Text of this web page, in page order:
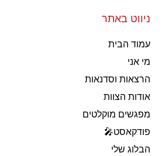
ניווט באתר
עמוד הבית
מי אני
הרצאות וסדנאות
אודות הצוות
מפגשים מוקלטים
פודקאסט🎤
הבלוג שלי